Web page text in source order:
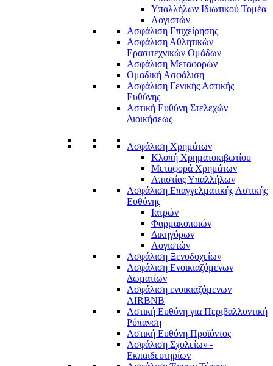
Υπαλλήλων Ιδιωτικού Τομέα
Λογιστών
Ασφάλιση Επιχείρησης
Ασφάλιση Αθλητικών
Ερασιτεχνικών Ομάδων
Ασφάλιση Μεταφορών
Ομαδική Ασφάλιση
Ασφάλιση Γενικής Αστικής
Ευθύνης
Αστική Ευθύνη Στελεχών
Διοικήσεως
Ασφάλιση Χρημάτων
Κλοπή Χρηματοκιβωτίου
Μεταφορά Χρημάτων
Απιστίας Υπαλλήλων
Ασφάλιση Επαγγελματικής Αστικής
Ευθύνης
Ιατρών
Φαρμακοποιών
Δικηγόρων
Λογιστών
Ασφάλιση Ξενοδοχείων
Ασφάλιση Ενοικιαζόμενων
Δωματίων
Ασφάλιση ενοικιαζόμενων
AIRBNB
Αστική Ευθύνη για Περιβαλλοντική
Ρύπανση
Αστική Ευθύνη Προϊόντος
Ασφάλιση Σχολείων -
Εκπαιδευτηρίων